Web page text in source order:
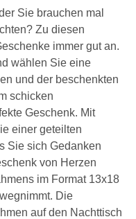
Sie brauchen mal
Zu diesen
immer gut an.
wählen Sie eine
und der beschenkten
schicken
Geschenk. Mit
einer geteilten
Sie sich Gedanken
von Herzen
im Format 13x18
Die
auf den Nachttisch